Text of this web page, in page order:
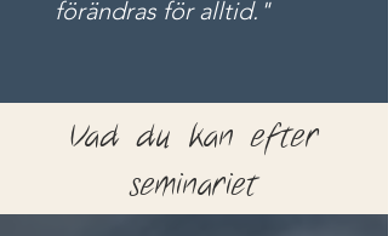
förändras för alltid."
Vad du kan efter
seminariet